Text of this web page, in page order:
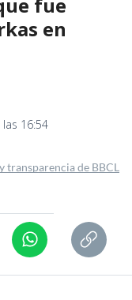
en
16:54
transparencia de BBCL